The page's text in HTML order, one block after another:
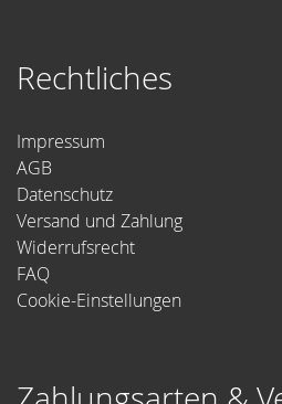
Rechtliches
Impressum
AGB
Datenschutz
Versand und Zahlung
Widerrufsrecht
FAQ
Cookie-Einstellungen